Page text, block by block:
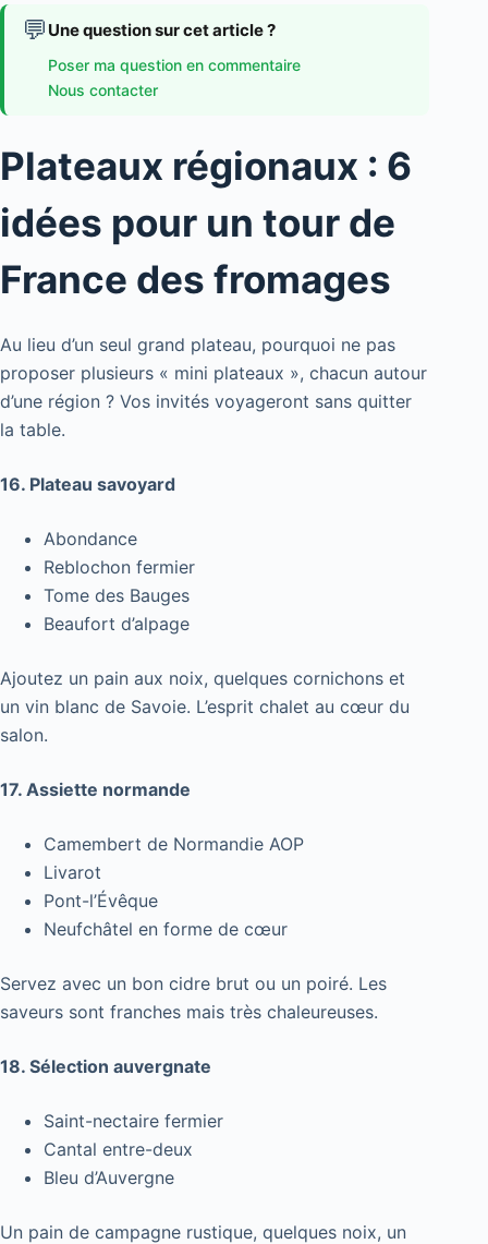
💬 Une question sur cet article ?
Poser ma question en commentaire
Nous contacter
Plateaux régionaux : 6
idées pour un tour de
France des fromages
Au lieu d’un seul grand plateau, pourquoi ne pas
proposer plusieurs « mini plateaux », chacun autour
d’une région ? Vos invités voyageront sans quitter
la table.
16. Plateau savoyard
Abondance
Reblochon fermier
Tome des Bauges
Beaufort d’alpage
Ajoutez un pain aux noix, quelques cornichons et
un vin blanc de Savoie. L’esprit chalet au cœur du
salon.
17. Assiette normande
Camembert de Normandie AOP
Livarot
Pont-l’Évêque
Neufchâtel en forme de cœur
Servez avec un bon cidre brut ou un poiré. Les
saveurs sont franches mais très chaleureuses.
18. Sélection auvergnate
Saint-nectaire fermier
Cantal entre-deux
Bleu d’Auvergne
Un pain de campagne rustique, quelques noix, un